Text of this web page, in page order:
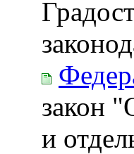
закон
и